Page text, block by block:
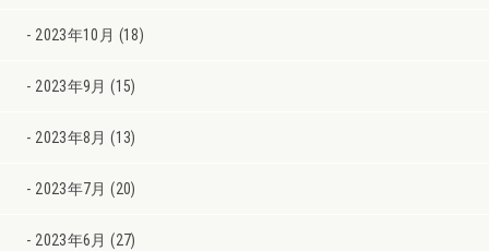
2023年10月 (18)
2023年9月 (15)
2023年8月 (13)
2023年7月 (20)
2023年6月 (27)